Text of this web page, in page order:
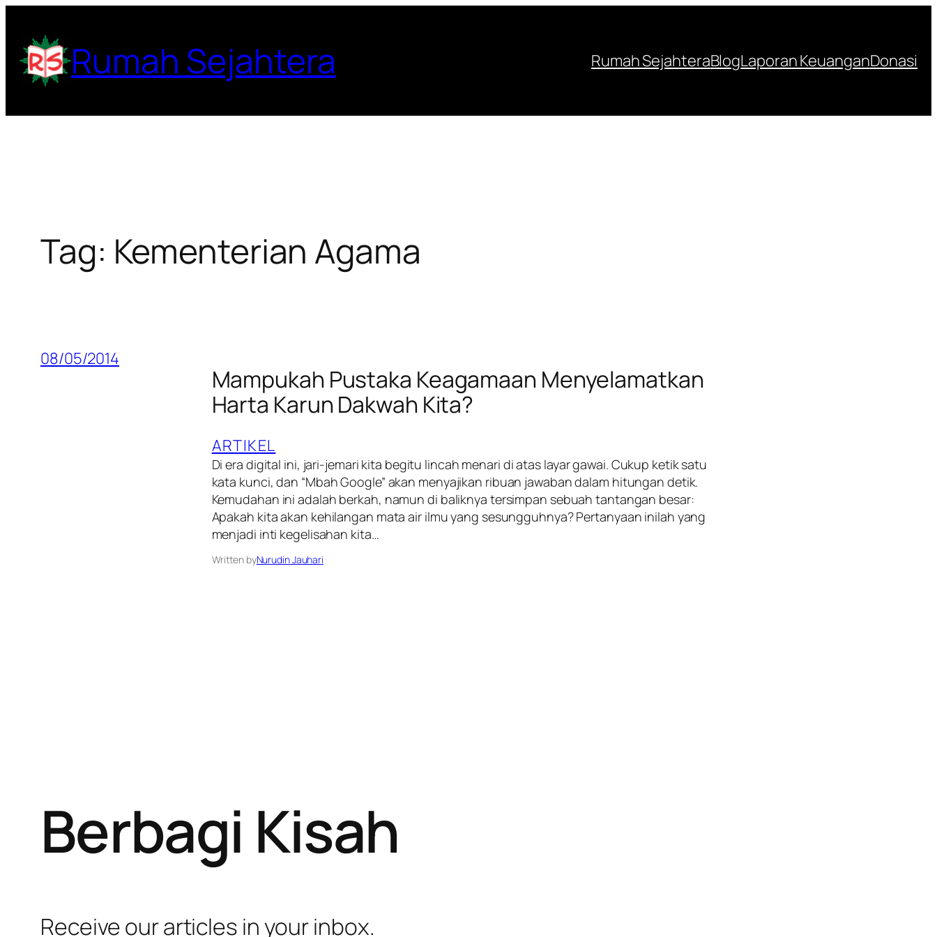
konten
Rumah Sejahtera Rumah SejahteraBlogLaporan KeuanganDonasi
Tag: Kementerian Agama
08/05/2014
Mampukah Pustaka Keagamaan Menyelamatkan
Harta Karun Dakwah Kita?
ARTIKEL
Di era digital ini, jari-jemari kita begitu lincah menari di atas layar gawai. Cukup ketik satu
kata kunci, dan “Mbah Google” akan menyajikan ribuan jawaban dalam hitungan detik.
Kemudahan ini adalah berkah, namun di baliknya tersimpan sebuah tantangan besar:
Apakah kita akan kehilangan mata air ilmu yang sesungguhnya? Pertanyaan inilah yang
menjadi inti kegelisahan kita…
Written byNurudin Jauhari
Berbagi Kisah
Receive our articles in your inbox.